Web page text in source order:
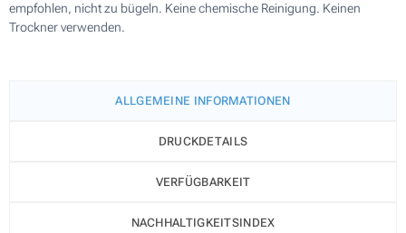
empfohlen, nicht zu bügeln. Keine chemische Reinigung. Keinen
Trockner verwenden.
ALLGEMEINE INFORMATIONEN
DRUCKDETAILS
VERFÜGBARKEIT
NACHHALTIGKEITSINDEX